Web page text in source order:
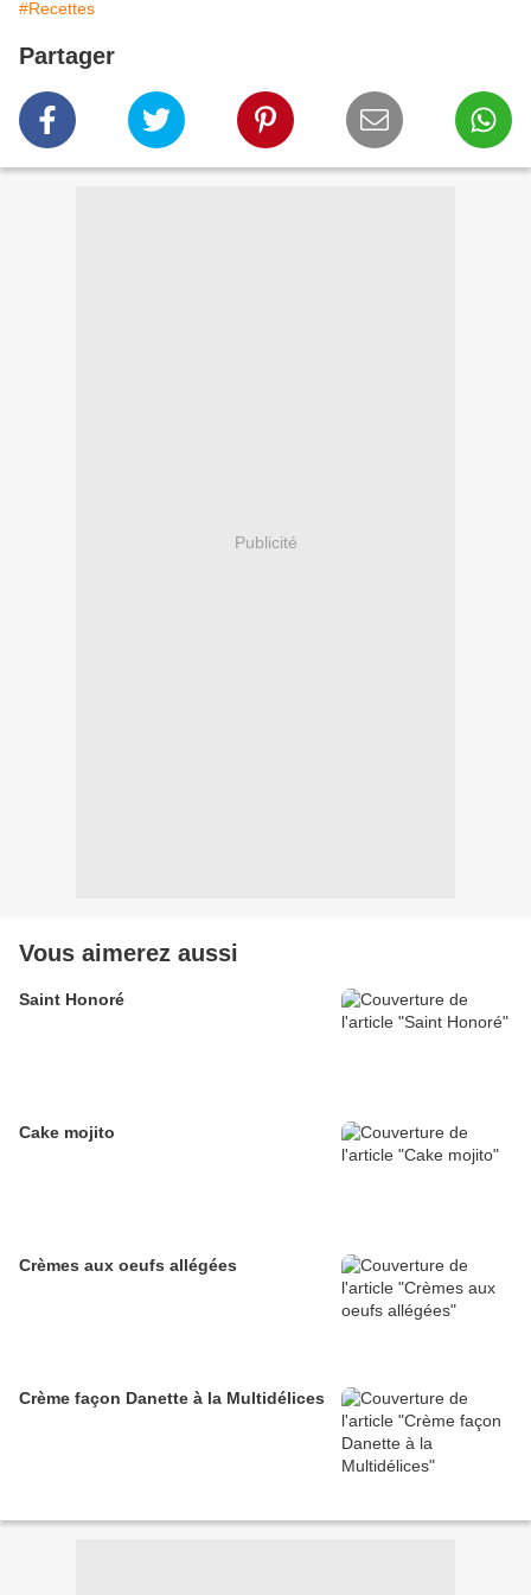
#Recettes
Partager
Publicité
Vous aimerez aussi
Saint Honoré
Cake mojito
Crèmes aux oeufs allégées
Crème façon Danette à la Multidélices